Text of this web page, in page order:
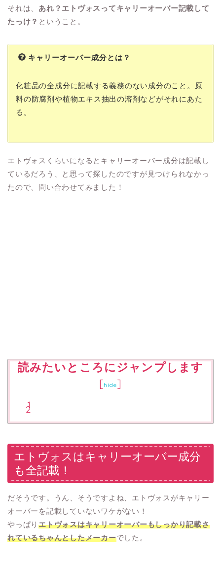
それは、 あれ？エトヴォスってキャリーオーバー記載して
たっけ？ ということ。
キャリーオーバー成分とは？
化粧品の全成分に記載する義務のない成分のこと。原
料の防腐剤や植物エキス抽出の溶剤などがそれにあた
る。
エトヴォスくらいになるとキャリーオーバー成分は記載し
ているだろう、と思って探したのですが見つけられなかっ
たので、問い合わせてみました！
読みたいところにジャンプします
[hide]
エトヴォスはキャリーオーバー成分
も全記載！
だそうです。うん、そうですよね、エトヴォスがキャリー
オーバーを記載していないワケがない！
やっぱりエトヴォスはキャリーオーバーもしっかり記載さ
れているちゃんとしたメーカーでした。